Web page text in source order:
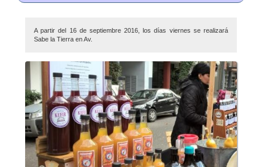
A partir del 16 de septiembre 2016, los días viernes se realizará
Sabe la Tierra en Av.